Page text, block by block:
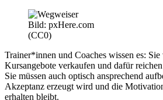
Bild: pxHere.com
(CC0)
Trainer*innen und Coaches wissen es:
Kursangebote verkaufen und dafür
Sie müssen auch optisch ansprechend
Akzeptanz erzeugt wird und die
erhalten bleibt.